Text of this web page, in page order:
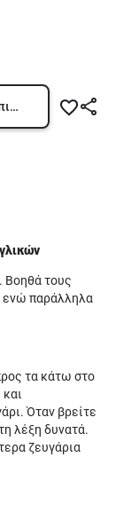
Βοηθά τους
ενώ παράλληλα
τα κάτω στο
Όταν βρείτε
λέξη δυνατά.
ζευγάρια